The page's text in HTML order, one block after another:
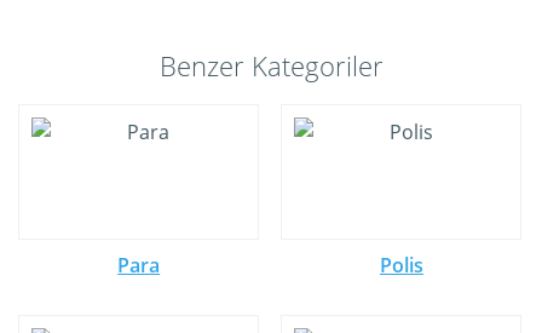
Benzer Kategoriler
Para Polis